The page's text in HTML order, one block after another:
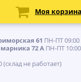
61 ПН-ПТ 09:00
72 А ПН-ПТ
не работает)
Моя корзина